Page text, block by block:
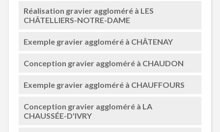
Réalisation gravier aggloméré à LES
CHÂTELLIERS-NOTRE-DAME
Exemple gravier aggloméré à CHÂTENAY
Conception gravier aggloméré à CHAUDON
Exemple gravier aggloméré à CHAUFFOURS
Conception gravier aggloméré à LA
CHAUSSÉE-D'IVRY